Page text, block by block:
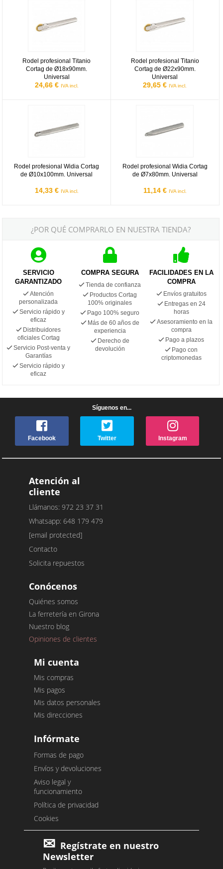
Rodel profesional Titanio
Cortag de Ø18x90mm.
Universal
24,66 € IVA incl.
Rodel profesional Titanio
Cortag de Ø22x90mm.
Universal
29,65 € IVA incl.
Rodel profesional Widia Cortag
de Ø10x100mm. Universal
14,33 € IVA incl.
Rodel profesional Widia Cortag
de Ø7x80mm. Universal
11,14 € IVA incl.
¿POR QUÉ COMPRARLO EN NUESTRA TIENDA?
SERVICIO
GARANTIZADO
Atención
personalizada
Servicio rápido y
eficaz
Distribuidores
oficiales Cortag
Servicio Post-venta y
Garantías
Servicio rápido y
eficaz
COMPRA SEGURA
Tienda de confianza
Productos Cortag
100% originales
Pago 100% seguro
Más de 60 años de
experiencia
Derecho de
devolución
FACILIDADES EN LA
COMPRA
Envíos gratuitos
Entregas en 24
horas
Asesoramiento en la
compra
Pago a plazos
Pago con
criptomonedas
Síguenos en...
Facebook Twitter Instagram
Atención al
cliente
Llámanos: 972 23 37 31
Whatsapp: 648 179 479
[email protected]
Contacto
Solicita repuestos
Conócenos
Quiénes somos
La ferretería en Girona
Nuestro blog
Opiniones de clientes
Mi cuenta
Mis compras
Mis pagos
Mis datos personales
Mis direcciones
Infórmate
Formas de pago
Envíos y devoluciones
Aviso legal y
funcionamiento
Política de privacidad
Cookies
Regístrate en nuestro
Newsletter